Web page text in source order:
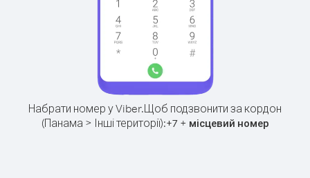
Набрати номер у Viber.Щоб подзвонити за кордон
(Панама > Інші території):+7+ місцевий номер